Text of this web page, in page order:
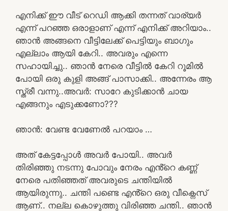
എനിക്ക് ഈ വീട് റെഡി ആക്കി തന്നത് വാര്യർ
എന്ന് പറഞ്ഞ ഒരാളാണ് എന്ന് എനിക്ക് അറിയാം..
ഞാൻ അങ്ങനെ വീട്ടിലേക്ക് പെട്ടിയും ബാഗും
എല്ലാം ആയി കേറി.. അവരും എന്നെ
സഹായിച്ചു.. ഞാൻ നേരെ വീട്ടിൽ കേറി റൂമിൽ
പോയി ഒരു കുളി അങ്ങ് പാസാക്കി.. അന്നേരം ആ
സ്ത്രീ വന്നു..അവർ: സാറേ കുടിക്കാൻ ചായ
എങ്ങനും എടുക്കണോ???
ഞാൻ: വേണ്ട വേണേൽ പറയാം …
അത് കേട്ടപ്പോൾ അവർ പോയി.. അവർ
തിരിഞ്ഞു നടന്നു പോവും നേരം എൻ്റെ കണ്ണ്
നേരെ പതിഞ്ഞത് അവരുടെ ചന്തിയിൽ
ആയിരുന്നു.. ചന്തി പണ്ടെ എൻ്റെ ഒരു വീക്നെസ്
ആണ്.. നല്ല കൊഴുത്തു വിരിഞ്ഞ ചന്തി.. ഞാൻ